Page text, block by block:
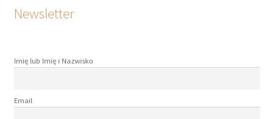
Newsletter
Imię lub Imię i Nazwisko
Email